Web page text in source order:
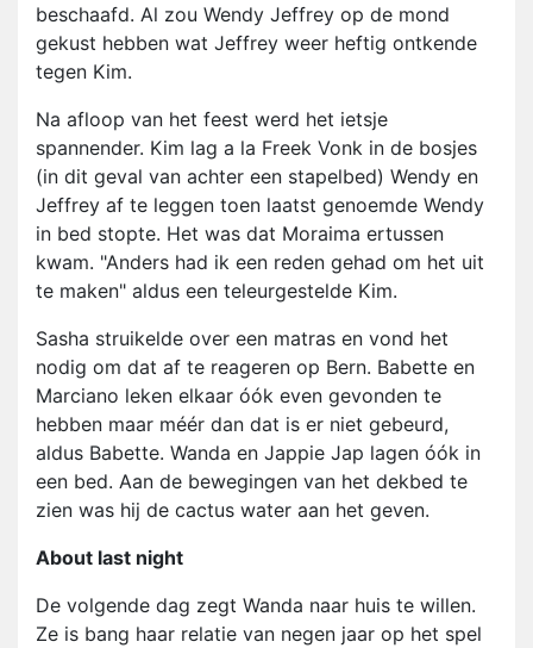
beschaafd. Al zou Wendy Jeffrey op de mond
gekust hebben wat Jeffrey weer heftig ontkende
tegen Kim.
Na afloop van het feest werd het ietsje
spannender. Kim lag a la Freek Vonk in de bosjes
(in dit geval van achter een stapelbed) Wendy en
Jeffrey af te leggen toen laatst genoemde Wendy
in bed stopte. Het was dat Moraima ertussen
kwam. "Anders had ik een reden gehad om het uit
te maken" aldus een teleurgestelde Kim.
Sasha struikelde over een matras en vond het
nodig om dat af te reageren op Bern. Babette en
Marciano leken elkaar óók even gevonden te
hebben maar méér dan dat is er niet gebeurd,
aldus Babette. Wanda en Jappie Jap lagen óók in
een bed. Aan de bewegingen van het dekbed te
zien was hij de cactus water aan het geven.
About last night
De volgende dag zegt Wanda naar huis te willen.
Ze is bang haar relatie van negen jaar op het spel